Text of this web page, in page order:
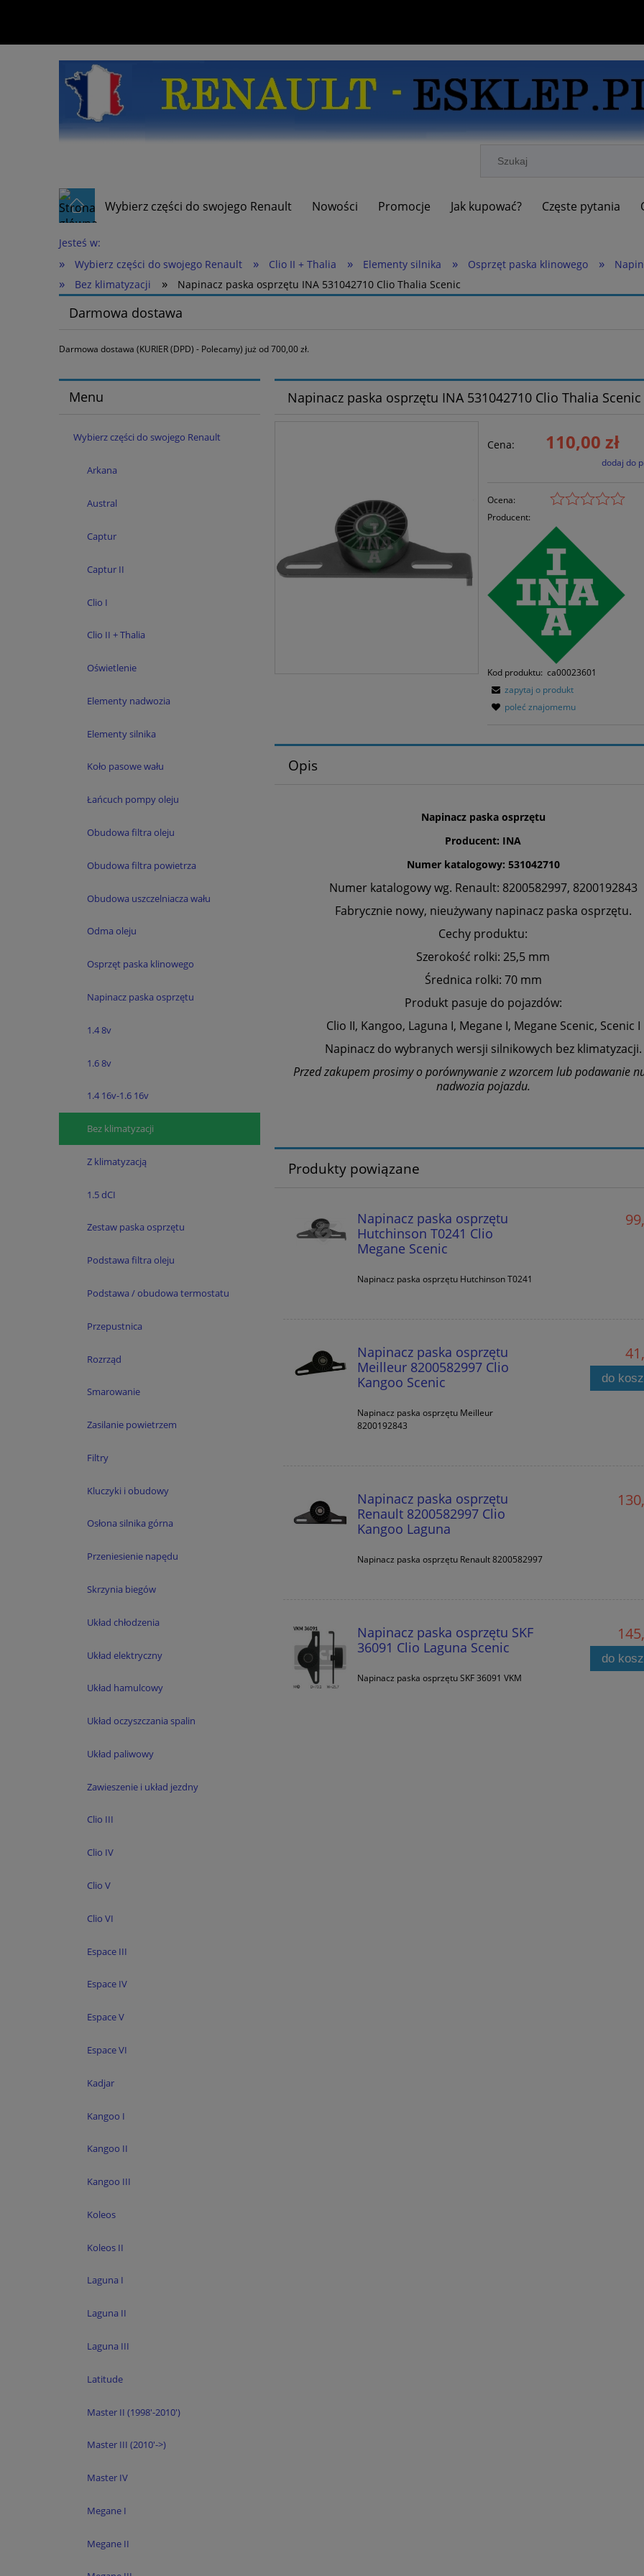
Wybierz części do swojego Renault Nowości Promocje Jak kupować? Częste pytania
Jesteś w:
» Wybierz części do swojego Renault » Clio II + Thalia » Elementy silnika » Osprzęt paska klinowego »
» Bez klimatyzacji » Napinacz paska osprzętu INA 531042710 Clio Thalia Scenic
Darmowa dostawa
Darmowa dostawa (KURIER (DPD) - Polecamy) już od 700,00 zł.
Menu
Wybierz części do swojego Renault
Arkana
Austral
Captur
Captur II
Clio I
Clio II + Thalia
Oświetlenie
Elementy nadwozia
Elementy silnika
Koło pasowe wału
Łańcuch pompy oleju
Obudowa filtra oleju
Obudowa filtra powietrza
Obudowa uszczelniacza wału
Odma oleju
Osprzęt paska klinowego
Napinacz paska osprzętu
1.4 8v
1.6 8v
1.4 16v-1.6 16v
Bez klimatyzacji
Z klimatyzacją
1.5 dCI
Zestaw paska osprzętu
Podstawa filtra oleju
Podstawa / obudowa termostatu
Przepustnica
Rozrząd
Smarowanie
Zasilanie powietrzem
Filtry
Kluczyki i obudowy
Osłona silnika górna
Przeniesienie napędu
Skrzynia biegów
Układ chłodzenia
Układ elektryczny
Układ hamulcowy
Układ oczyszczania spalin
Układ paliwowy
Zawieszenie i układ jezdny
Clio III
Clio IV
Clio V
Clio VI
Espace III
Espace IV
Espace V
Espace VI
Kadjar
Kangoo I
Kangoo II
Kangoo III
Koleos
Koleos II
Laguna I
Laguna II
Laguna III
Latitude
Master II (1998'-2010')
Master III (2010'->)
Master IV
Megane I
Megane II
Napinacz paska osprzętu INA 531042710 Clio Thalia Scenic
Cena: 110,00 zł
dodaj do
Ocena:
Producent:
Kod produktu: ca00023601
zapytaj o produkt
poleć znajomemu
Opis
Napinacz paska osprzętu
Producent: INA
Numer katalogowy: 531042710
Numer katalogowy wg. Renault: 8200582997, 8200192843
Fabrycznie nowy, nieużywany napinacz paska osprzętu.
Cechy produktu:
Szerokość rolki: 25,5 mm
Średnica rolki: 70 mm
Produkt pasuje do pojazdów:
Clio II, Kangoo, Laguna I, Megane I, Megane Scenic, Scenic I
Napinacz do wybranych wersji silnikowych bez klimatyzacji.
Przed zakupem prosimy o porównywanie z wzorcem lub podawanie
nadwozia pojazdu.
Produkty powiązane
Napinacz paska osprzętu
Hutchinson T0241 Clio
Megane Scenic
Napinacz paska osprzętu Hutchinson T0241
Napinacz paska osprzętu
Meilleur 8200582997 Clio
Kangoo Scenic
Napinacz paska osprzętu Meilleur
8200192843
do
Napinacz paska osprzętu
Renault 8200582997 Clio
Kangoo Laguna
Napinacz paska osprzętu Renault 8200582997
Napinacz paska osprzętu SKF
36091 Clio Laguna Scenic
Napinacz paska osprzętu SKF 36091 VKM
do